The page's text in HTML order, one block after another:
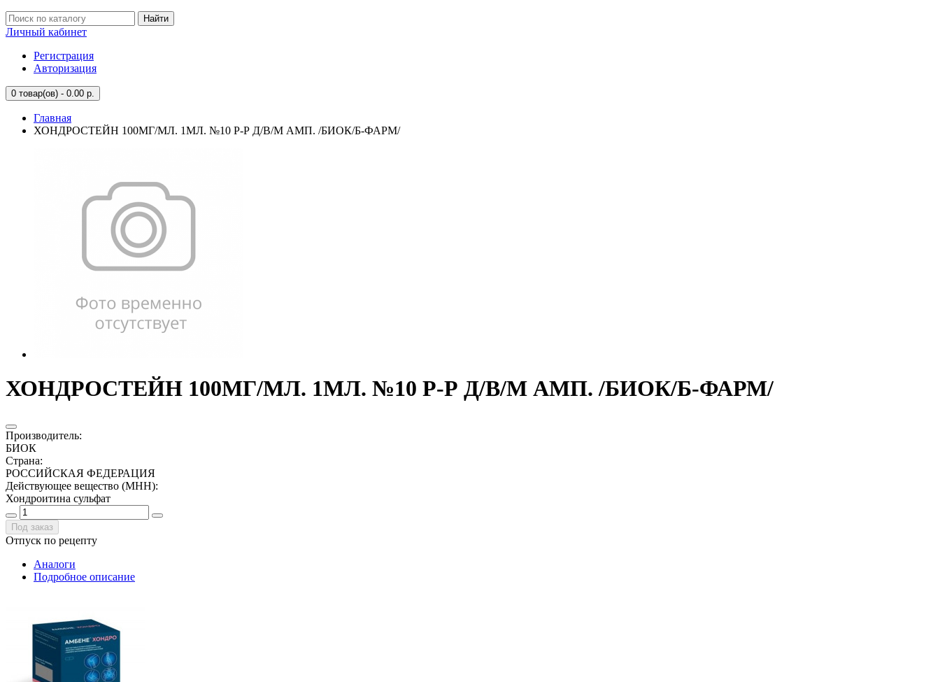
Найти
Личный кабинет
Регистрация
Авторизация
0 товар(ов) - 0.00 р.
Главная
ХОНДРОСТЕЙН 100МГ/МЛ. 1МЛ. №10 Р-Р Д/В/М АМП. /БИОК/Б-ФАРМ/
ХОНДРОСТЕЙН 100МГ/МЛ. 1МЛ. №10 Р-Р Д/В/М АМП. /БИОК/Б-ФАРМ/
Производитель:
БИОК
Страна:
РОССИЙСКАЯ ФЕДЕРАЦИЯ
Действующее вещество (МНН):
Хондроитина сульфат
Под заказ
Отпуск по рецепту
Аналоги
Подробное описание